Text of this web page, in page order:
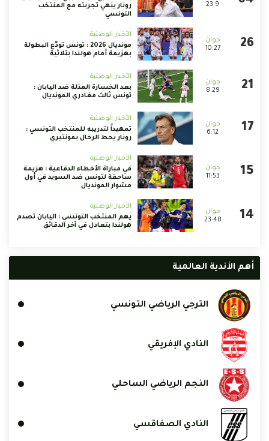
23:9
رونار ينهي تجربته مع المنتخب
التونسي
10:27
الأخبار الوطنية
مونديال 2026 : تونس تودّع البطولة
بهزيمة أمام هولندا بثلاثية
8:29
الأخبار الوطنية
بعد الخسارة المذلة ضد اليابان :
تونس ثالث مغادري المونديال
6:12
الأخبار الوطنية
تمهيداً لتدريبه للمنتخب التونسي :
رونار يحط الرحال بمونتيري
11:53
الأخبار الوطنية
في مباراة الأخطاء الدفاعية : هزيمة
ساحقة لتونس ضد السويد في أول
مشوار المونديال
23:48
الأخبار الوطنية
يهم المنتخب التونسي : اليابان تصدم
هولندا بتعادل في آخر الدقائق
أهم الأندية العالمية
الترجي الرياضي التونسي
النادي الإفريقي
النجم الرياضي الساحلي
النادي الصفاقسي